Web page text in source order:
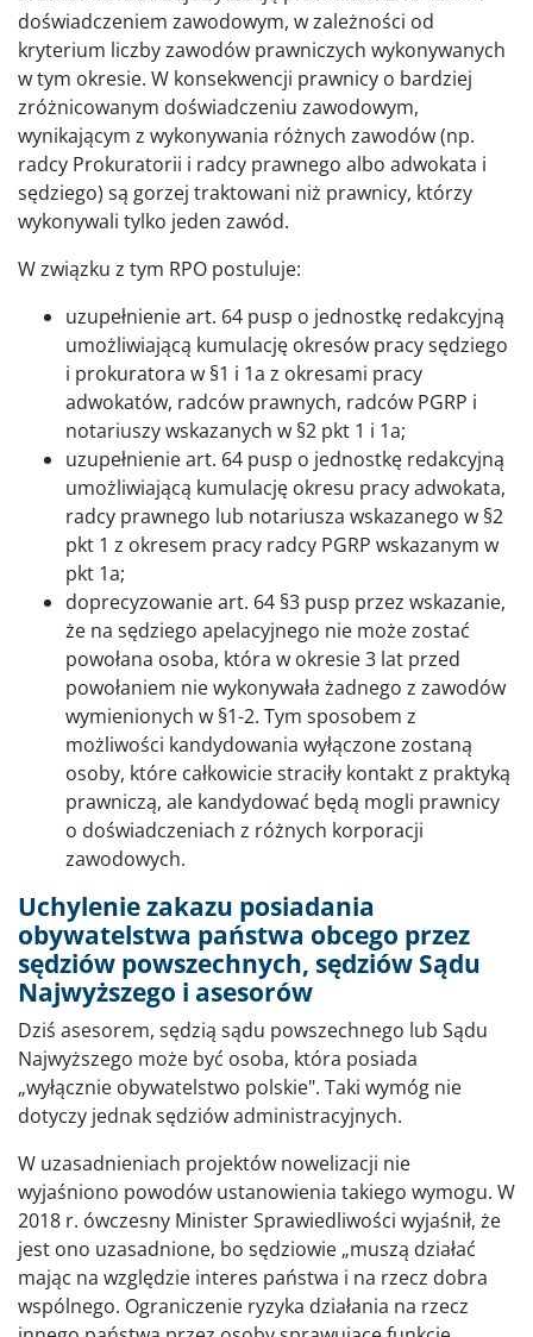
doświadczeniem zawodowym, w zależności od
kryterium liczby zawodów prawniczych wykonywanych
w tym okresie. W konsekwencji prawnicy o bardziej
zróżnicowanym doświadczeniu zawodowym,
wynikającym z wykonywania różnych zawodów (np.
radcy Prokuratorii i radcy prawnego albo adwokata i
sędziego) są gorzej traktowani niż prawnicy, którzy
wykonywali tylko jeden zawód.
W związku z tym RPO postuluje:
uzupełnienie art. 64 pusp o jednostkę redakcyjną
umożliwiającą kumulację okresów pracy sędziego
i prokuratora w §1 i 1a z okresami pracy
adwokatów, radców prawnych, radców PGRP i
notariuszy wskazanych w §2 pkt 1 i 1a;
uzupełnienie art. 64 pusp o jednostkę redakcyjną
umożliwiającą kumulację okresu pracy adwokata,
radcy prawnego lub notariusza wskazanego w §2
pkt 1 z okresem pracy radcy PGRP wskazanym w
pkt 1a;
doprecyzowanie art. 64 §3 pusp przez wskazanie,
że na sędziego apelacyjnego nie może zostać
powołana osoba, która w okresie 3 lat przed
powołaniem nie wykonywała żadnego z zawodów
wymienionych w §1-2. Tym sposobem z
możliwości kandydowania wyłączone zostaną
osoby, które całkowicie straciły kontakt z praktyką
prawniczą, ale kandydować będą mogli prawnicy
o doświadczeniach z różnych korporacji
zawodowych.
Uchylenie zakazu posiadania
obywatelstwa państwa obcego przez
sędziów powszechnych, sędziów Sądu
Najwyższego i asesorów
Dziś asesorem, sędzią sądu powszechnego lub Sądu
Najwyższego może być osoba, która posiada
„wyłącznie obywatelstwo polskie". Taki wymóg nie
dotyczy jednak sędziów administracyjnych.
W uzasadnieniach projektów nowelizacji nie
wyjaśniono powodów ustanowienia takiego wymogu. W
2018 r. ówczesny Minister Sprawiedliwości wyjaśnił, że
jest ono uzasadnione, bo sędziowie „muszą działać
mając na względzie interes państwa i na rzecz dobra
wspólnego. Ograniczenie ryzyka działania na rzecz